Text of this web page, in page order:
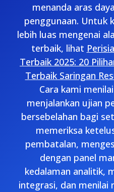
menanda aras
penggunaan. Untuk
lebih luas mengenai
terbaik, lihat
Terbaik 2025: 20
Terbaik Saringan
Cara kami
menjalankan ujian
bersebelahan bagi
memeriksa
pembatalan,
dengan panel
kedalaman analitik,
integrasi, dan menilai